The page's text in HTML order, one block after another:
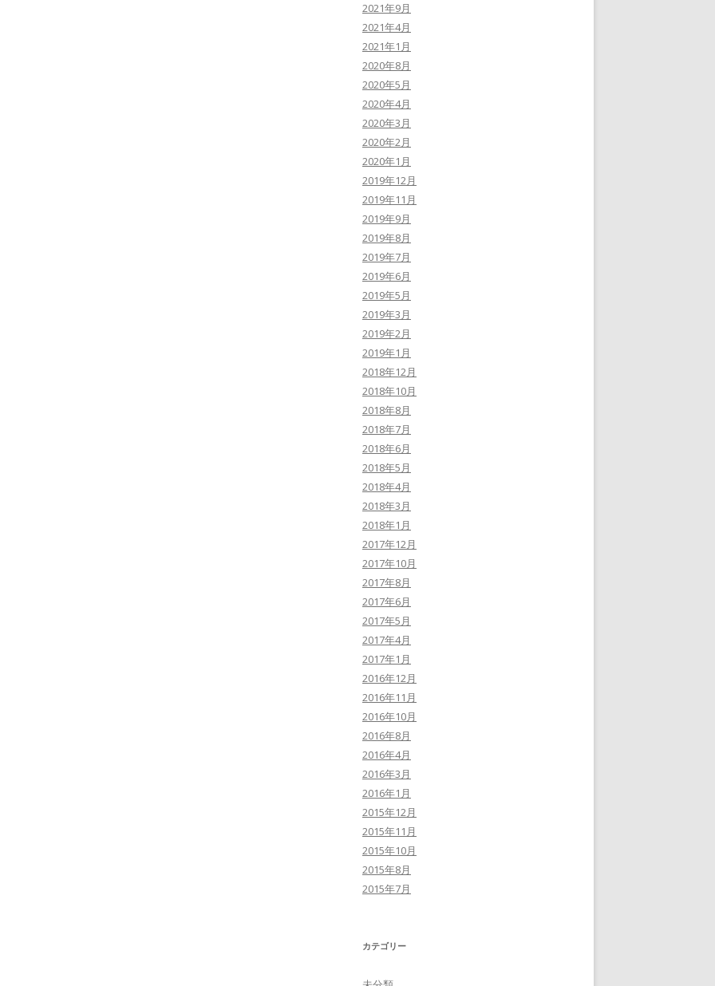
2021年9月
2021年4月
2021年1月
2020年8月
2020年5月
2020年4月
2020年3月
2020年2月
2020年1月
2019年12月
2019年11月
2019年9月
2019年8月
2019年7月
2019年6月
2019年5月
2019年3月
2019年2月
2019年1月
2018年12月
2018年10月
2018年8月
2018年7月
2018年6月
2018年5月
2018年4月
2018年3月
2018年1月
2017年12月
2017年10月
2017年8月
2017年6月
2017年5月
2017年4月
2017年1月
2016年12月
2016年11月
2016年10月
2016年8月
2016年4月
2016年3月
2016年1月
2015年12月
2015年11月
2015年10月
2015年8月
2015年7月
カテゴリー